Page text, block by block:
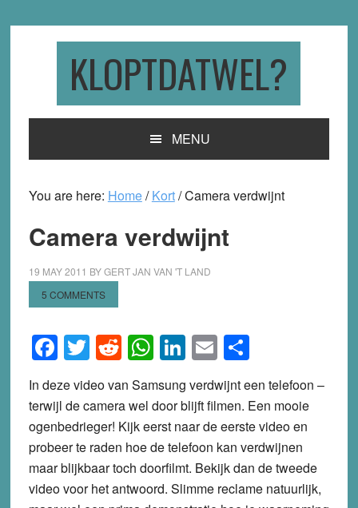
KLOPTDATWEL?
MENU
You are here: Home/ Kort/Camera verdwijnt
Camera verdwijnt
19 MAY 2011 BYGERT JAN VAN 'T LAND
5 COMMENTS
Facebook
Twitter
Reddit
WhatsApp
LinkedIn
EmailShare
In deze video van Samsung verdwijnt een telefoon –
terwijl de camera wel door blijft filmen. Een mooie
ogenbedrieger! Kijk eerst naar de eerste video en
probeer te raden hoe de telefoon kan verdwijnen
maar blijkbaar toch doorfilmt. Bekijk dan de tweede
video voor het antwoord. Slimme reclame natuurlijk,